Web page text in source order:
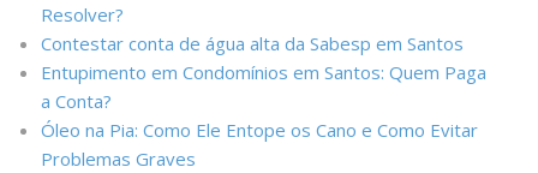
Resolver?
Contestar conta de água alta da Sabesp em Santos
Entupimento em Condomínios em Santos: Quem Paga
a Conta?
Óleo na Pia: Como Ele Entope os Cano e Como Evitar
Problemas Graves